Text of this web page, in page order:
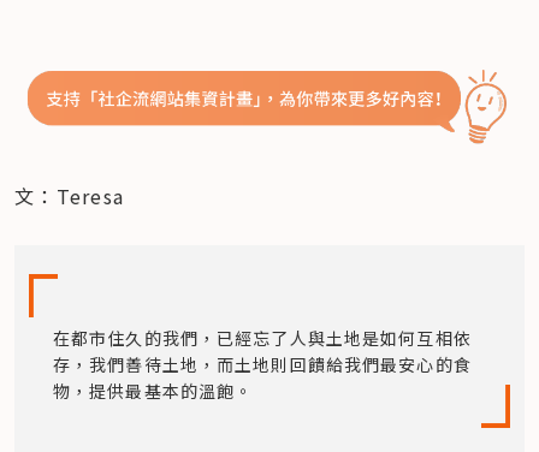
文：Teresa
在都市住久的我們，已經忘了人與土地是如何互相依
存，我們善待土地，而土地則回饋給我們最安心的食
物，提供最基本的溫飽。